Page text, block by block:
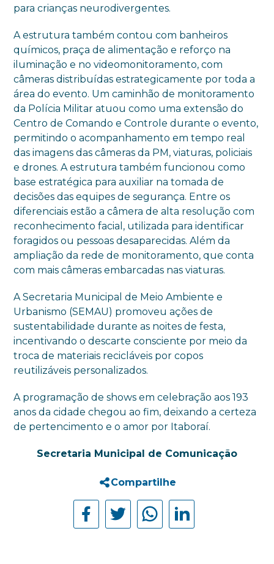
para crianças neurodivergentes.
A estrutura também contou com banheiros
químicos, praça de alimentação e reforço na
iluminação e no videomonitoramento, com
câmeras distribuídas estrategicamente por toda a
área do evento. Um caminhão de monitoramento
da Polícia Militar atuou como uma extensão do
Centro de Comando e Controle durante o evento,
permitindo o acompanhamento em tempo real
das imagens das câmeras da PM, viaturas, policiais
e drones. A estrutura também funcionou como
base estratégica para auxiliar na tomada de
decisões das equipes de segurança. Entre os
diferenciais estão a câmera de alta resolução com
reconhecimento facial, utilizada para identificar
foragidos ou pessoas desaparecidas. Além da
ampliação da rede de monitoramento, que conta
com mais câmeras embarcadas nas viaturas.
A Secretaria Municipal de Meio Ambiente e
Urbanismo (SEMAU) promoveu ações de
sustentabilidade durante as noites de festa,
incentivando o descarte consciente por meio da
troca de materiais recicláveis por copos
reutilizáveis personalizados.
A programação de shows em celebração aos 193
anos da cidade chegou ao fim, deixando a certeza
de pertencimento e o amor por Itaboraí.
Secretaria Municipal de Comunicação
Compartilhe